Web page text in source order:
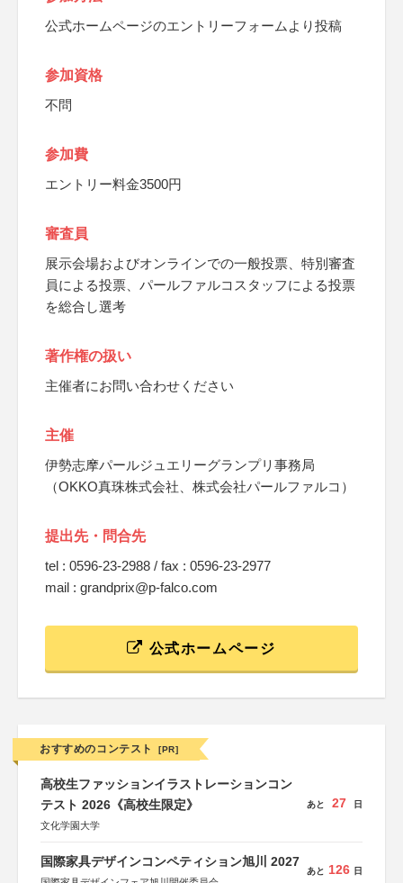
公式ホームページのエントリーフォームより投稿
参加資格
不問
参加費
エントリー料金3500円
審査員
展示会場およびオンラインでの一般投票、特別審査
員による投票、パールファルコスタッフによる投票
を総合し選考
著作権の扱い
主催者にお問い合わせください
主催
伊勢志摩パールジュエリーグランプリ事務局
（OKKO真珠株式会社、株式会社パールファルコ）
提出先・問合先
tel : 0596-23-2988 / fax : 0596-23-2977
mail : grandprix@p-falco.com
公式ホームページ
おすすめのコンテスト [PR]
高校生ファッションイラストレーションコン
テスト 2026《高校生限定》
文化学園大学
あと 27 日
国際家具デザインコンペティション旭川 2027
あと 126 日